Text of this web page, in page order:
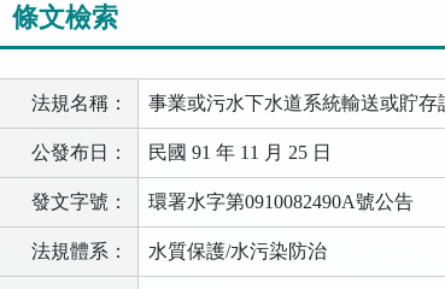
條文檢索
法規名稱： 事業或污水下水道系統輸送或貯
公發布日： 民國 91 年 11 月 25 日
發文字號： 環署水字第0910082490A號公告
法規體系： 水質保護/水污染防治